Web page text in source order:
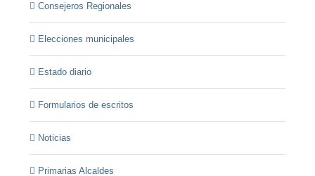
Consejeros Regionales
Elecciones municipales
Estado diario
Formularios de escritos
Noticias
Primarias Alcaldes